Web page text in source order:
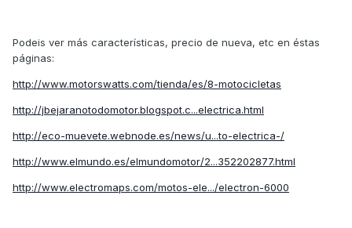
Podeis ver más características, precio de nueva, etc en éstas
páginas:
http://www.motorswatts.com/tienda/es/8-motocicletas
http://jbejaranotodomotor.blogspot.c...electrica.html
http://eco-muevete.webnode.es/news/u...to-electrica-/
http://www.elmundo.es/elmundomotor/2...352202877.html
http://www.electromaps.com/motos-ele.../electron-6000